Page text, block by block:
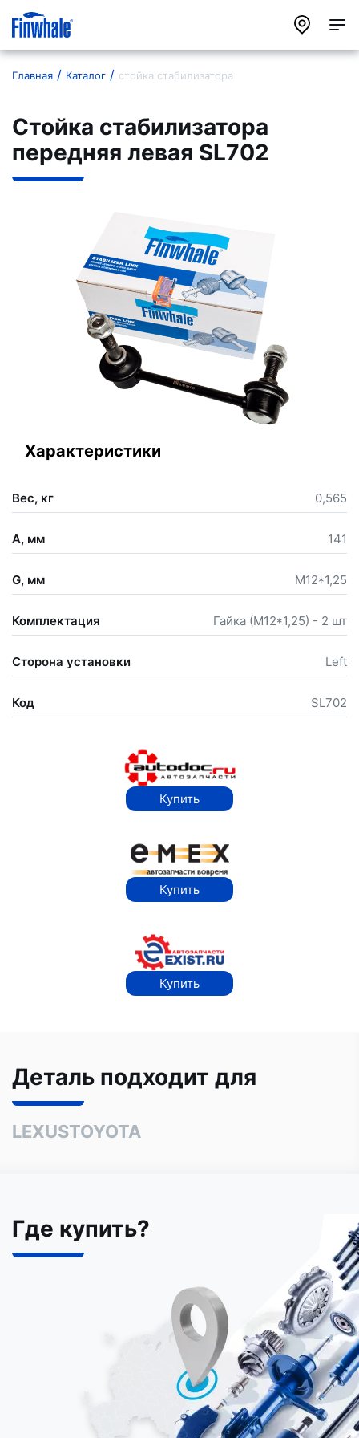
Главная Каталог стойка стабилизатора
Стойка стабилизатора
передняя левая SL702
Характеристики
Вес, кг 0,565
A, мм 141
G, мм М12*1,25
Комплектация Гайка (М12*1,25) - 2 шт
Сторона установки Left
Код SL702
Купить
Купить
Купить
Деталь подходит для
LEXUSTOYOTA
Где купить?